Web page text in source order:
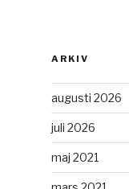
ARKIV
augusti 2026
juli 2026
maj 2021